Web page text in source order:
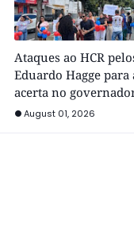
Ataques ao HCR
Eduardo Hagge
acerta no
August 01, 2026